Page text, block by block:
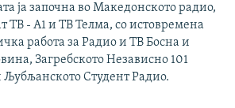
ја започна во Македонското радио,
ТВ - А1 и ТВ Телма, со истовремена
работа за Радио и ТВ Босна и
Загребското Независно 101
Љубљанското Студент Радио.